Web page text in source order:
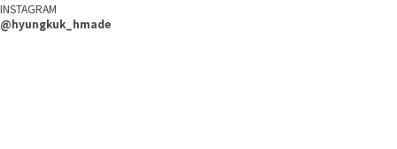
INSTAGRAM
@hyungkuk_hmade